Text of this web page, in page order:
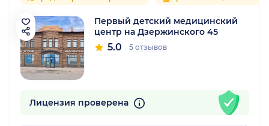
Первый детский медицинский
центр на Дзержинского 45
5.0 5 отзывов
Лицензия проверена